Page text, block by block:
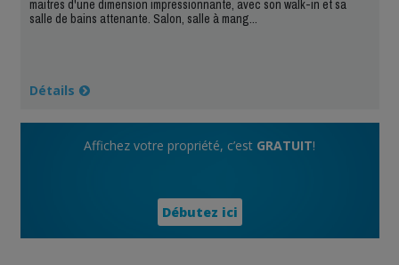
maitres d'une dimension impressionnante, avec son walk-in et sa
salle de bains attenante. Salon, salle à mang...
Détails
Affichez votre propriété, c’est GRATUIT!
Débutez ici